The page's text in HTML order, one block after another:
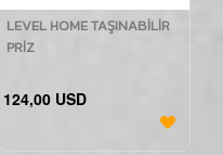
LEVEL HOME TAŞINABİLİR
PRİZ
124,00 USD